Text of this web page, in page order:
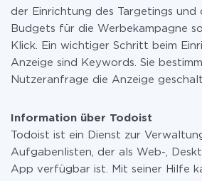
der Einrichtung des Targetings und
Budgets für die Werbekampagne
Klick. Ein wichtiger Schritt beim
Anzeige sind Keywords. Sie
Nutzeranfrage die Anzeige
Information über Todoist
Todoist ist ein Dienst zur
Aufgabenlisten, der als Web-,
App verfügbar ist. Mit seiner Hilfe